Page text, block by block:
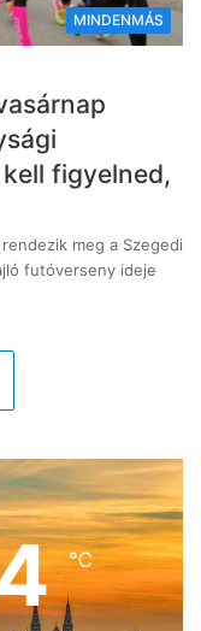
MINDENMÁS
figyelned,
meg a Szegedi
futóverseny ideje
℃